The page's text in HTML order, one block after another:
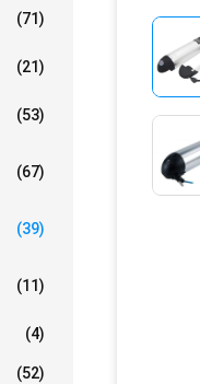
(71)
(21)
(53)
(67)
(39)
(11)
(4)
(52)